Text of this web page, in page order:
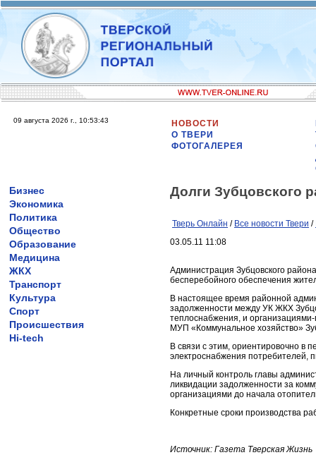
09 августа 2026 г., 10:53:43
НОВОСТИ
О ТВЕРИ
ФОТОГАЛЕРЕЯ
Бизнес
Экономика
Политика
Общество
Образование
Медицина
ЖКХ
Транспорт
Культура
Спорт
Происшествия
Hi-tech
Долги Зубцовского
Тверь Онлайн / Все новости Твери /
03.05.11 11:08
Администрация Зубцовского
бесперебойного обеспечения
В настоящее время районной
задолженности между УК ЖКХ
теплоснабжения, и
МУП «Коммунальное хозяйство»
В связи с этим, ориентировочно в
электроснабжения потребителей,
На личный контроль главы
ликвидации задолженности за
организациями до начала
Конкретные сроки производства
Источник: Газета Тверская Жизнь